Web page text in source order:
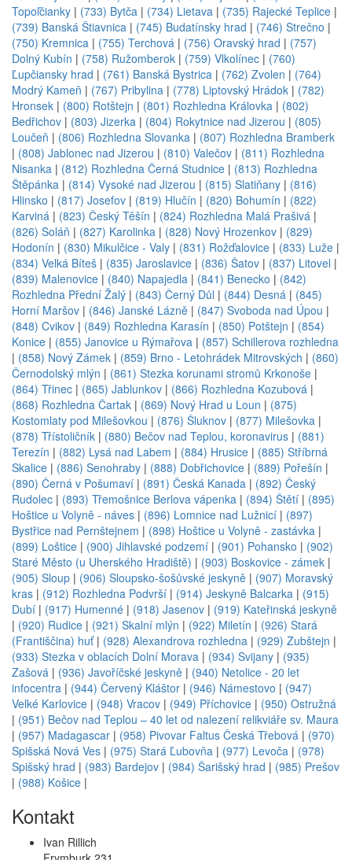
Topoľčianky | (733) Bytča | (734) Lietava | (735) Rajecké Teplice |
(739) Banská Štiavnica | (745) Budatínsky hrad | (746) Strečno |
(750) Kremnica | (755) Terchová | (756) Oravský hrad | (757)
Dolný Kubín | (758) Ružomberok | (759) Vlkolínec | (760)
Ľupčiansky hrad | (761) Banská Bystrica | (762) Zvolen | (764)
Modrý Kameň | (767) Pribylina | (778) Liptovský Hrádok | (782)
Hronsek | (800) Rotštejn | (801) Rozhledna Královka | (802)
Bedřichov | (803) Jizerka | (804) Rokytnice nad Jizerou | (805)
Loučeň | (806) Rozhledna Slovanka | (807) Rozhledna Bramberk
| (808) Jablonec nad Jizerou | (810) Valečov | (811) Rozhledna
Nisanka | (812) Rozhledna Černá Studnice | (813) Rozhledna
Štěpánka | (814) Vysoké nad Jizerou | (815) Slatiňany | (816)
Hlinsko | (817) Josefov | (819) Hlučín | (820) Bohumín | (822)
Karviná | (823) Český Těšín | (824) Rozhledna Malá Prašivá |
(826) Soláň | (827) Karolinka | (828) Nový Hrozenkov | (829)
Hodonín | (830) Mikulčice - Valy | (831) Rožďalovice | (833) Luže |
(834) Velká Bíteš | (835) Jaroslavice | (836) Šatov | (837) Litovel |
(839) Malenovice | (840) Napajedla | (841) Benecko | (842)
Rozhledna Přední Žalý | (843) Černý Důl | (844) Desná | (845)
Horní Maršov | (846) Janské Lázně | (847) Svoboda nad Úpou |
(848) Cvikov | (849) Rozhledna Karasín | (850) Potštejn | (854)
Konice | (855) Janovice u Rýmařova | (857) Schillerova rozhledna
| (858) Nový Zámek | (859) Brno - Letohrádek Mitrovských | (860)
Černodolský mlýn | (861) Stezka korunami stromů Krkonoše |
(864) Třinec | (865) Jablunkov | (866) Rozhledna Kozubová |
(868) Rozhledna Čartak | (869) Nový Hrad u Loun | (875)
Kostomlaty pod Milešovkou | (876) Šluknov | (877) Milešovka |
(878) Třístoličník | (880) Bečov nad Teplou, koronavirus | (881)
Terezín | (882) Lysá nad Labem | (884) Hrusice | (885) Stříbrná
Skalice | (886) Senohraby | (888) Dobřichovice | (889) Pořešín |
(890) Černá v Pošumaví | (891) Česká Kanada | (892) Český
Rudolec | (893) Třemošnice Berlova vápenka | (894) Štětí | (895)
Hoštice u Volyně - náves | (896) Lomnice nad Lužnicí | (897)
Bystřice nad Pernštejnem | (898) Hoštice u Volyně - zastávka |
(899) Loštice | (900) Jihlavské podzemí | (901) Pohansko | (902)
Staré Město (u Uherského Hradiště) | (903) Boskovice - zámek |
(905) Sloup | (906) Sloupsko-šošůvské jeskyně | (907) Moravský
kras | (912) Rozhledna Podvrší | (914) Jeskyně Balcarka | (915)
Dubí | (917) Humenné | (918) Jasenov | (919) Kateřinská jeskyně
| (920) Rudice | (921) Skalní mlýn | (922) Miletín | (926) Stará
(Františčina) huť| (928) Alexandrova rozhledna | (929) Zubštejn |
(933) Stezka v oblacích Dolní Morava | (934) Svijany | (935)
Zašová | (936) Javoříčské jeskyně | (940) Netolice - 20 let
infocentra | (944) Červený Kláštor | (946) Námestovo | (947)
Velké Karlovice | (948) Vracov | (949) Příchovice | (950) Ostružná
| (951) Bečov nad Teplou – 40 let od nalezení relikviáře sv. Maura
| (957) Madagascar | (958) Pivovar Faltus Česká Třebová | (970)
Spišská Nová Ves | (975) Stará Ľubovňa | (977) Levoča | (978)
Spišský hrad | (983) Bardejov | (984) Šarišský hrad | (985) Prešov
| (988) Košice |
Kontakt
Ivan Rillich